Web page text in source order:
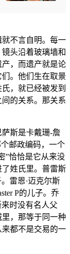
不言自明。每一
头沿着玻璃墙和
，而遗产就是论
。他们生在取景
，就已经被发到
的关系。那关系
斯是卡戴珊-詹
邮政编码，一个
”恰恰是它从来没
姓氏里。普雷斯
雷恩·迈克尔斯
P的儿子。乔
来时没有名人父
，那等于同一种
都不是交易的一